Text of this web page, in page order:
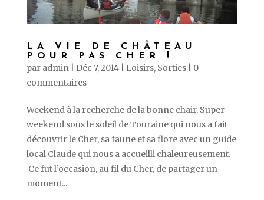
LA VIE DE CHÂTEAU
POUR PAS CHER !
par admin| Déc 7, 2014| Loisirs, Sorties| 0
commentaires
Weekend à la recherche de la bonne chair. Super
weekend sous le soleil de Touraine qui nous a fait
découvrir le Cher, sa faune et sa flore avec un guide
local Claude qui nous a accueilli chaleureusement.
Ce fut l’occasion, au fil du Cher, de partager un
moment...